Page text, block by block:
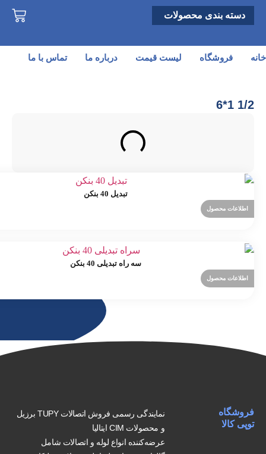
دسته بندی محصولات
خانه فروشگاه لیست قیمت درباره ما تماس با ما
1/2 1*6
تبدیل 40 بنکن
اطلاعات محصول
سه راه تبدیلی 40 بنکن
اطلاعات محصول
فروشگاه
توپی کالا
نمایندگی رسمی فروش اتصالات TUPY برزیل
و محصولات CIM ایتالیا
عرضه‌کننده انواع لوله و اتصالات شامل